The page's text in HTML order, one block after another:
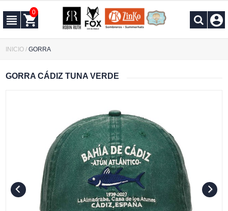
0
INICIO /GORRA
GORRA CÁDIZ TUNA VERDE